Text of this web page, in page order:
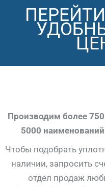
Производим более
5000
Чтобы подобрать
наличии, запросить
отдел продаж